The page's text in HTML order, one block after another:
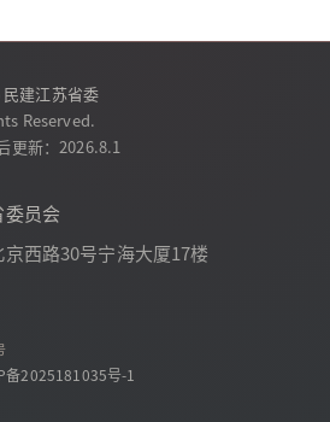
民建江苏省委
Reserved.
更新：2026.8.1
员会
西路30号宁海大厦17楼
备2025181035号-1